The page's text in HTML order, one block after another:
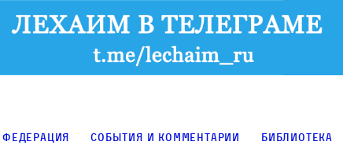
Федерация События и комментарии Библиотека